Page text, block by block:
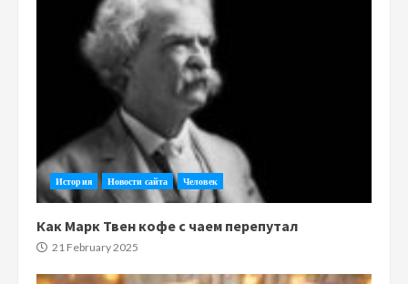
История Новости сайта Человек
Как Марк Твен кофе с чаем перепутал
21 February 2025